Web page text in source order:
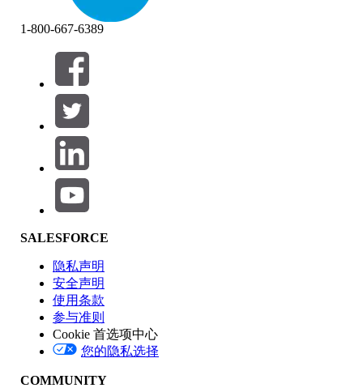
筛选器 (0)
选择筛选器
产品区域
功能影响
版本
1-800-667-6389
SALESFORCE
隐私声明
安全声明
使用条款
参与准则
Cookie 首选项中心
您的隐私选择
COMMUNITY